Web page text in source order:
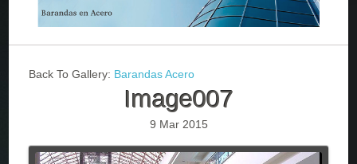
Back To Gallery: Barandas Acero
Image007
9 Mar 2015